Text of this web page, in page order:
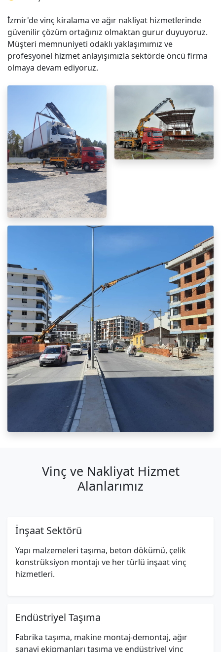
İzmir'de vinç kiralama ve ağır nakliyat hizmetlerinde
güvenilir çözüm ortağınız olmaktan gurur duyuyoruz.
Müşteri memnuniyeti odaklı yaklaşımımız ve
profesyonel hizmet anlayışımızla sektörde öncü firma
olmaya devam ediyoruz.
Vinç ve Nakliyat Hizmet
Alanlarımız
İnşaat Sektörü
Yapı malzemeleri taşıma, beton dökümü, çelik
konstrüksiyon montajı ve her türlü inşaat vinç
hizmetleri.
Endüstriyel Taşıma
Fabrika taşıma, makine montaj-demontaj, ağır
sanayi ekipmanları taşıma ve endüstriyel vinç